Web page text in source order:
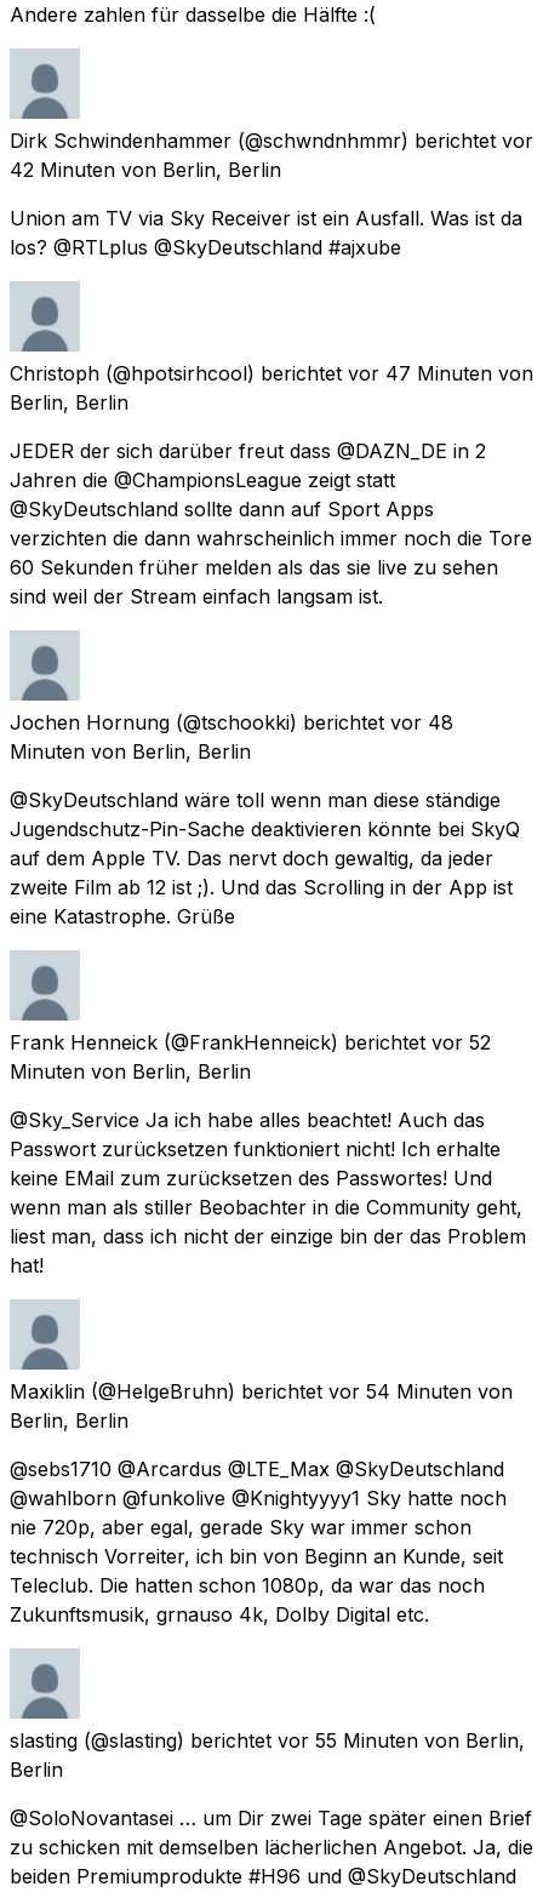
Andere zahlen für dasselbe die Hälfte :(
Dirk Schwindenhammer (@schwndnhmmr) berichtet vor
42 Minuten von Berlin, Berlin
Union am TV via Sky Receiver ist ein Ausfall. Was ist da
los? @RTLplus @SkyDeutschland #ajxube
Christoph (@hpotsirhcool) berichtet vor 47 Minuten von
Berlin, Berlin
JEDER der sich darüber freut dass @DAZN_DE in 2
Jahren die @ChampionsLeague zeigt statt
@SkyDeutschland sollte dann auf Sport Apps
verzichten die dann wahrscheinlich immer noch die Tore
60 Sekunden früher melden als das sie live zu sehen
sind weil der Stream einfach langsam ist.
Jochen Hornung (@tschookki) berichtet vor 48
Minuten von Berlin, Berlin
@SkyDeutschland wäre toll wenn man diese ständige
Jugendschutz-Pin-Sache deaktivieren könnte bei SkyQ
auf dem Apple TV. Das nervt doch gewaltig, da jeder
zweite Film ab 12 ist ;). Und das Scrolling in der App ist
eine Katastrophe. Grüße
Frank Henneick (@FrankHenneick) berichtet vor 52
Minuten von Berlin, Berlin
@Sky_Service Ja ich habe alles beachtet! Auch das
Passwort zurücksetzen funktioniert nicht! Ich erhalte
keine EMail zum zurücksetzen des Passwortes! Und
wenn man als stiller Beobachter in die Community geht,
liest man, dass ich nicht der einzige bin der das Problem
hat!
Maxiklin (@HelgeBruhn) berichtet vor 54 Minuten von
Berlin, Berlin
@sebs1710 @Arcardus @LTE_Max @SkyDeutschland
@wahlborn @funkolive @Knightyyyy1 Sky hatte noch
nie 720p, aber egal, gerade Sky war immer schon
technisch Vorreiter, ich bin von Beginn an Kunde, seit
Teleclub. Die hatten schon 1080p, da war das noch
Zukunftsmusik, grnauso 4k, Dolby Digital etc.
slasting (@slasting) berichtet vor 55 Minuten von Berlin,
Berlin
@SoloNovantasei … um Dir zwei Tage später einen Brief
zu schicken mit demselben lächerlichen Angebot. Ja, die
beiden Premiumprodukte #H96 und @SkyDeutschland